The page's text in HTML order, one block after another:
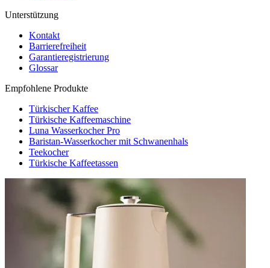
Unterstützung
Kontakt
Barrierefreiheit
Garantieregistrierung
Glossar
Empfohlene Produkte
Türkischer Kaffee
Türkische Kaffeemaschine
Luna Wasserkocher Pro
Baristan-Wasserkocher mit Schwanenhals
Teekocher
Türkische Kaffeetassen